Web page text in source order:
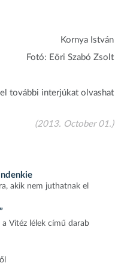
Kornya István
Fotó: Eöri Szabó Zsolt
további interjúkat olvashat
(2013. October 01.)
akik nem juthatnak el
Vitéz lélek című darab